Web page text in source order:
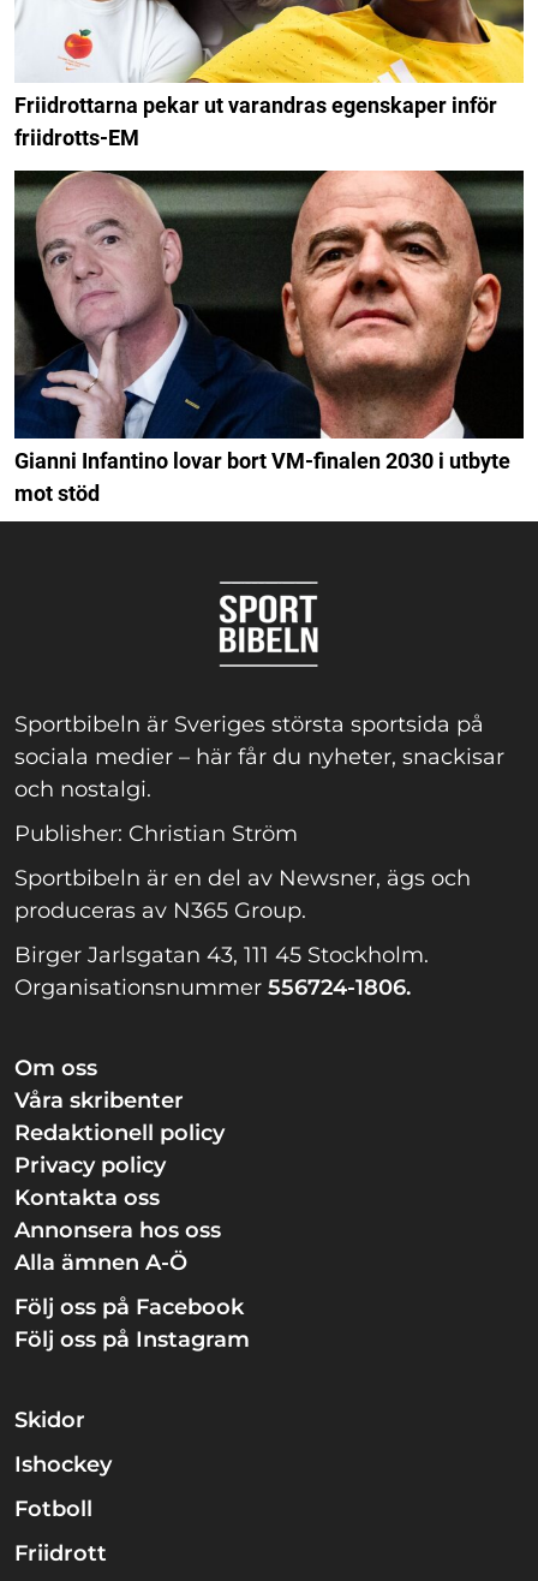
Friidrottarna pekar ut varandras egenskaper inför
friidrotts-EM
Gianni Infantino lovar bort VM-finalen 2030 i utbyte
mot stöd
Sportbibeln är Sveriges största sportsida på
sociala medier – här får du nyheter, snackisar
och nostalgi.
Publisher: Christian Ström
Sportbibeln är en del av Newsner, ägs och
produceras av N365 Group.
Birger Jarlsgatan 43, 111 45 Stockholm.
Organisationsnummer 556724-1806.
Om oss
Våra skribenter
Redaktionell policy
Privacy policy
Kontakta oss
Annonsera hos oss
Alla ämnen A-Ö
Följ oss på Facebook
Följ oss på Instagram
Skidor
Ishockey
Fotboll
Friidrott